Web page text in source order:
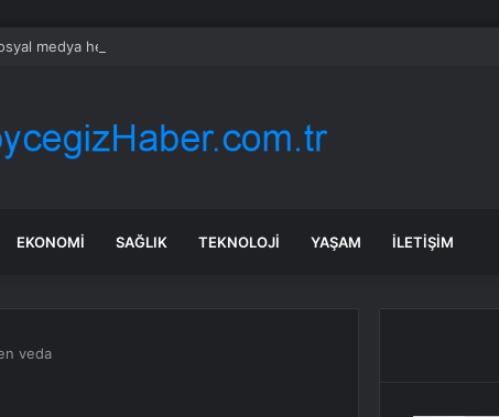
medya hesabına “CHP Genel Başkanı” ünvanını yazdı
EKONOMI SAĞLIK TEKNOLOJI YAŞAM İLETIŞIM
veda